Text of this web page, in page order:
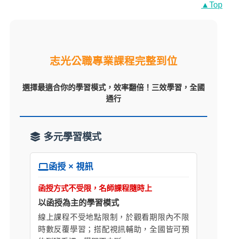
▲Top
志光公職專業課程完整到位
選擇最適合你的學習模式，效率翻倍！三效學習，全國
通行
多元學習模式
函授 × 視訊
函授方式不受限，名師課程隨時上
以函授為主的學習模式
線上課程不受地點限制，於觀看期限內不限
時數反覆學習；搭配視訊輔助，全國皆可預